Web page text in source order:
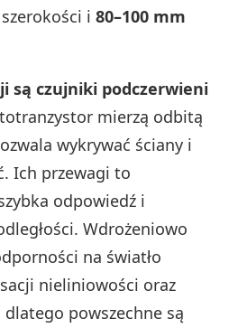
szerokości i80–100 mm
są czujniki podczerwieni
mierzą odbitą
wykrywać ściany i
Ich przewagi to
odpowiedź i
Wdrożeniowo
na światło
nieliniowości oraz
powszechne są